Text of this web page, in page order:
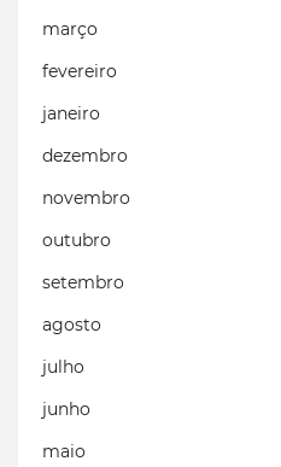
março
fevereiro
janeiro
dezembro
novembro
outubro
setembro
agosto
julho
junho
maio